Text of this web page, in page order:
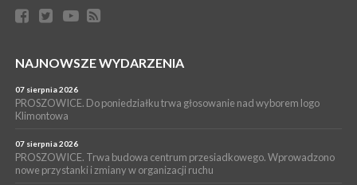
bezpłatne warsztaty realizowane w ramach unijnego projektu
[ZDJĘCIA]
16 lipca 2026
Pałecznicy będą obsługiwani w Proszowicach
WYDARZENIA
PROSZOWICE. W parku Warsztaty Edukacyjno-Przyrodnicze
NOC CIEM
NAJNOWSZE WYDARZENIA
07 sierpnia 2026
PROSZOWICE. Do poniedziałku trwa głosowanie nad wyborem logo
Klimontowa
07 sierpnia 2026
PROSZOWICE. Trwa budowa centrum przesiadkowego. Wprowadzono
nowe przystanki i zmiany w organizacji ruchu